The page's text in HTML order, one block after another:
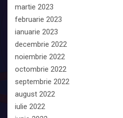
martie 2023
februarie 2023
ianuarie 2023
decembrie 2022
noiembrie 2022
octombrie 2022
septembrie 2022
august 2022
iulie 2022